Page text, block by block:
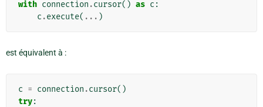
with connection .cursor() as c :
c .execute( ... )
est équivalent à :
c = connection .cursor()
try: